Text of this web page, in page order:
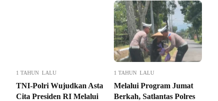
1 TAHUN LALU
TNI-Polri Wujudkan Asta
Cita Presiden RI Melalui
1 TAHUN LALU
Melalui Program Jumat
Berkah, Satlantas Polres